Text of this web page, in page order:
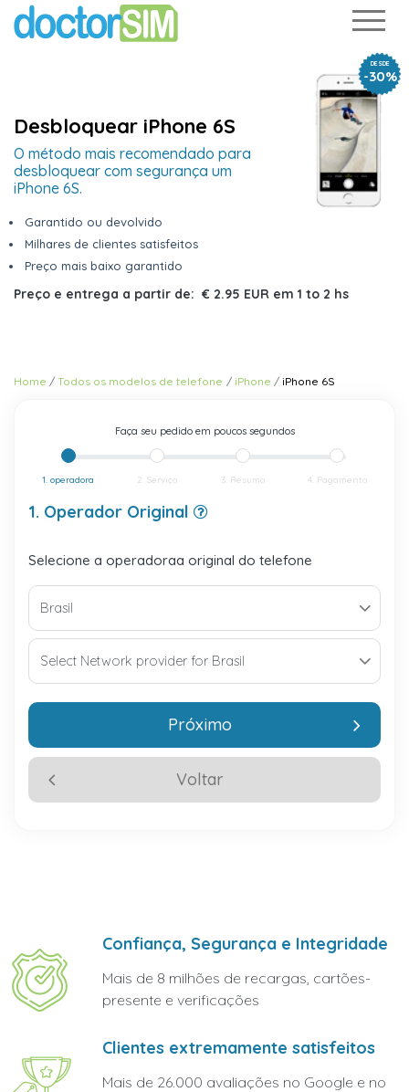
DESDE
-30%
Desbloquear iPhone 6S
O método mais recomendado para
desbloquear com segurança um
iPhone 6S.
Garantido ou devolvido
Milhares de clientes satisfeitos
Preço mais baixo garantido
Preço e entrega a partir de: € 2.95 EUR em 1 to 2 hs
Home Todos os modelos de telefone iPhone iPhone 6S
Faça seu pedido em poucos segundos
1. operadora 2. Serviço 3. Resumo 4. Pagamento
1. Operador Original
Selecione a operadoraa original do telefone
Voltar
Próximo
Confiança, Segurança e Integridade
Mais de 8 milhões de recargas, cartões-
presente e verificações
Clientes extremamente satisfeitos
Mais de 26.000 avaliações no Google e no